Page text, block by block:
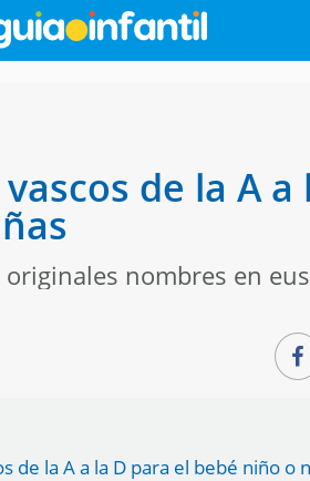
de la A
nombres en
de la A a la D para el bebé niño o